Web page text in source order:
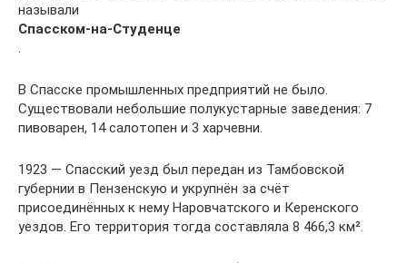
называли
Спасском-на-Студенце
.
В Спасске промышленных предприятий не было.
Существовали небольшие полукустарные заведения: 7
пивоварен, 14 салотопен и 3 харчевни.
1923 — Спасский уезд был передан из Тамбовской
губернии в Пензенскую и укрупнён за счёт
присоединённых к нему Наровчатского и Керенского
уездов. Его территория тогда составляла 8 466,3 км².